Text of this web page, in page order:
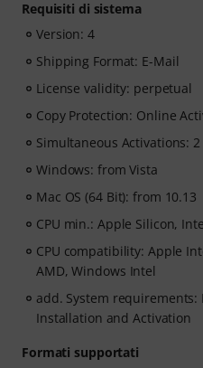
Requisiti di sistema
Version: 4
Shipping Format: E-Mail
License validity: perpetual
Copy Protection: Online
Simultaneous Activations: 2
Windows: from Vista
Mac OS (64 Bit): from 10.13
CPU min.: Apple Silicon,
CPU compatibility: Apple
AMD, Windows Intel
add. System
Installation and Activation
Formati supportati